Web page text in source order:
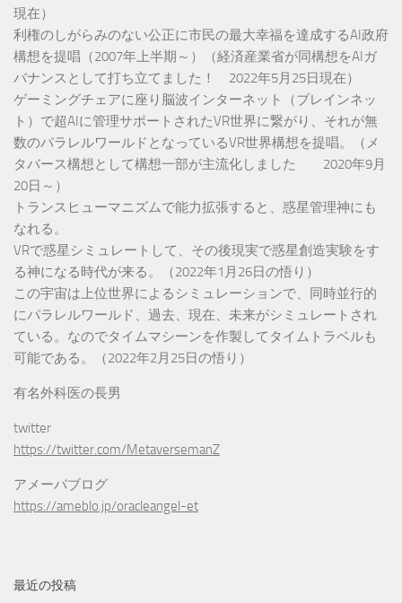
現在）
利権のしがらみのない公正に市民の最大幸福を達成するAI政府
構想を提唱（2007年上半期～）（経済産業省が同構想をAIガ
バナンスとして打ち立てました！ 2022年5月25日現在）
ゲーミングチェアに座り脳波インターネット（ブレインネッ
ト）で超AIに管理サポートされたVR世界に繋がり、それが無
数のパラレルワールドとなっているVR世界構想を提唱。（メ
タバース構想として構想一部が主流化しました 2020年9月
20日～）
トランスヒューマニズムで能力拡張すると、惑星管理神にも
なれる。
VRで惑星シミュレートして、その後現実で惑星創造実験をす
る神になる時代が来る。（2022年1月26日の悟り）
この宇宙は上位世界によるシミュレーションで、同時並行的
にパラレルワールド、過去、現在、未来がシミュレートされ
ている。なのでタイムマシーンを作製してタイムトラベルも
可能である。（2022年2月25日の悟り）
有名外科医の長男
twitter
https://twitter.com/MetaversemanZ
アメーバブログ
https://ameblo.jp/oracleangel-et
最近の投稿